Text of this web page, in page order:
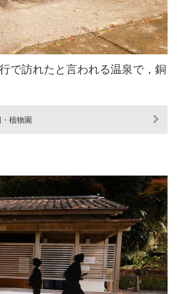
で訪れたと言われる温泉で，銅
植物園